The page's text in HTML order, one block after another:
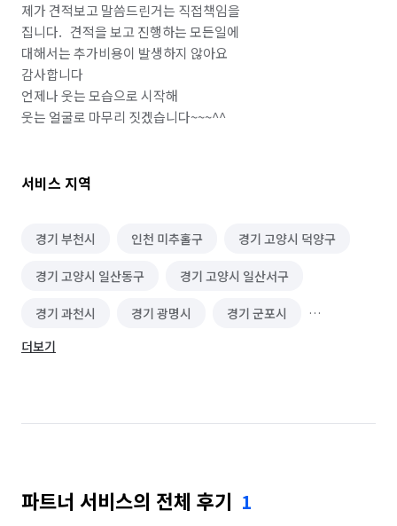
제가 견적보고 말씀드린거는 직접책임을
집니다.   견적을 보고 진행하는 모든일에
대해서는 추가비용이 발생하지 않아요
감사합니다
언제나 웃는 모습으로 시작해
웃는 얼굴로 마무리 짓겠습니다~~~^^
서비스 지역
경기 부천시 인천 미추홀구 경기 고양시 덕양구
경기 고양시 일산동구 경기 고양시 일산서구
경기 과천시 경기 광명시 경기 군포시
경기 김포시
경기 수원시 권선구 경기 수원시 영통구
경기 시흥시 경기 안산시 단원구
더보기
파트너 서비스의 전체 후기 1